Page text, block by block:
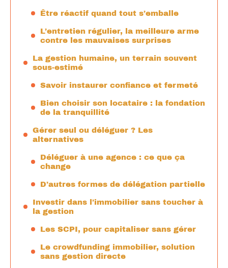
Être réactif quand tout s’emballe
L’entretien régulier, la meilleure arme
contre les mauvaises surprises
La gestion humaine, un terrain souvent
sous-estimé
Savoir instaurer confiance et fermeté
Bien choisir son locataire : la fondation
de la tranquillité
Gérer seul ou déléguer ? Les
alternatives
Déléguer à une agence : ce que ça
change
D’autres formes de délégation partielle
Investir dans l’immobilier sans toucher à
la gestion
Les SCPI, pour capitaliser sans gérer
Le crowdfunding immobilier, solution
sans gestion directe